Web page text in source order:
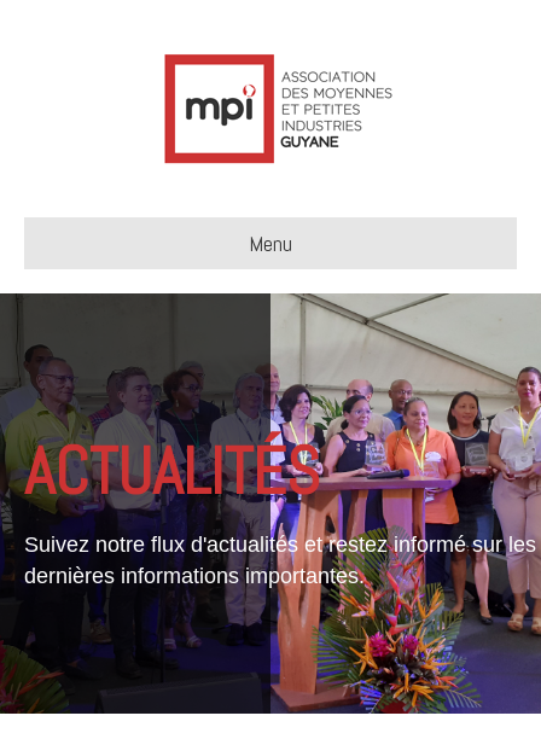
Menu
ACTUALITÉS
Suivez notre flux d'actualités et restez informé sur les
dernières informations importantes.